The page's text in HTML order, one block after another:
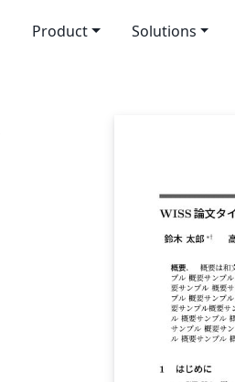
Product Solutions